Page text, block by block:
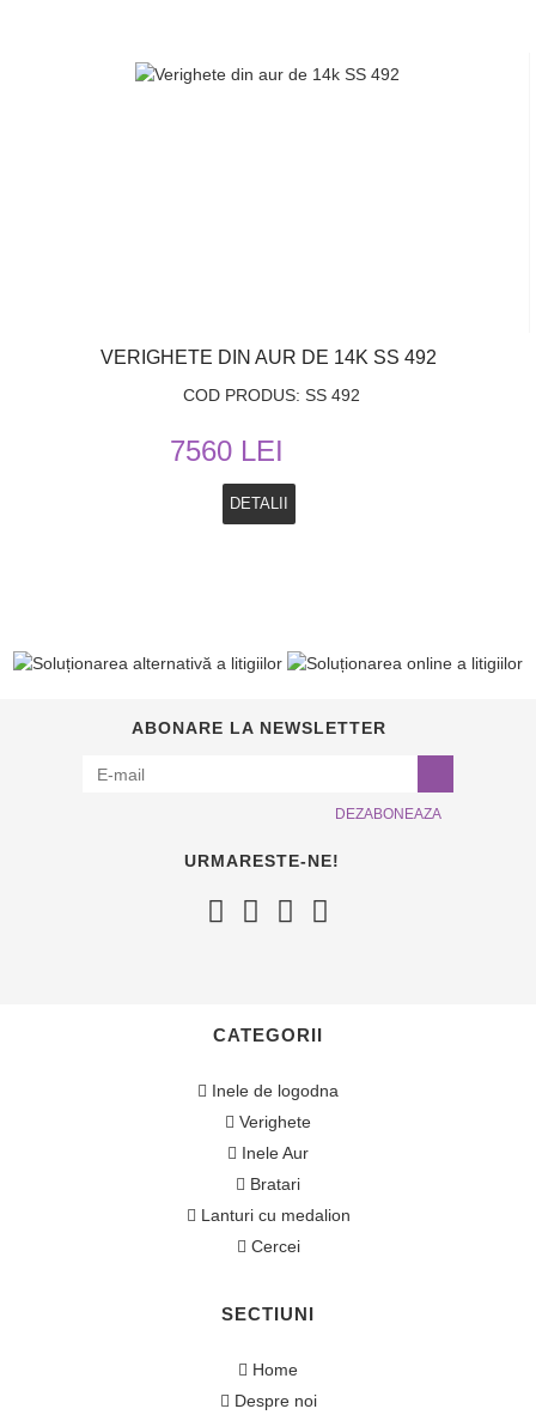
VERIGHETE DIN AUR DE 14K SS 492
COD PRODUS: SS 492
7560 LEI
DETALII
ABONARE LA NEWSLETTER
DEZABONEAZA
URMARESTE-NE!
CATEGORII
Inele de logodna
Verighete
Inele Aur
Bratari
Lanturi cu medalion
Cercei
SECTIUNI
Home
Despre noi